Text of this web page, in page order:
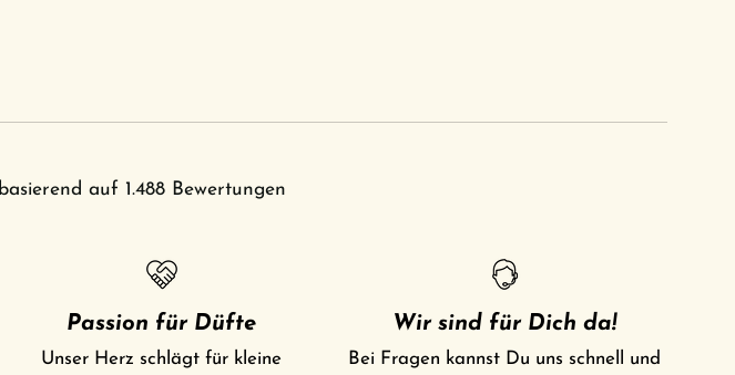
basierend auf 1.488 Bewertungen
Passion für Düfte
Unser Herz schlägt für kleine
Wir sind für Dich da!
Bei Fragen kannst Du uns schnell und